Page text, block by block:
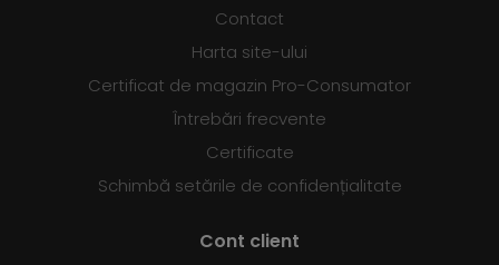
Contact
Harta site-ului
Certificat de magazin Pro-Consumator
Întrebări frecvente
Certificate
Schimbă setările de confidențialitate
Cont client